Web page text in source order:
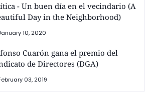
- Un buen día en el vecindario (A
Day in the Neighborhood)
10, 2020
Cuarón gana el premio del
de Directores (DGA)
03, 2019